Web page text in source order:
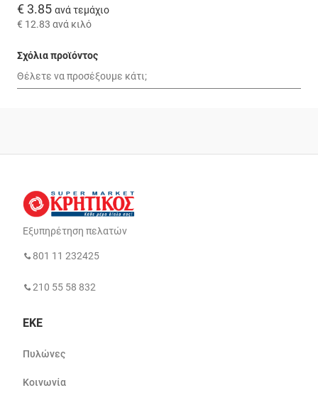
€ 3.85 ανά τεμάχιο
€ 12.83 ανά κιλό
Σχόλια προϊόντος
Εξυπηρέτηση πελατών
801 11 232425
210 55 58 832
ΕΚΕ
Πυλώνες
Κοινωνία